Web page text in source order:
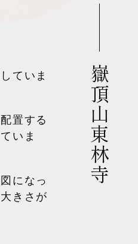
嶽頂山東林寺
ていま
置する
いま
になっ
きさが